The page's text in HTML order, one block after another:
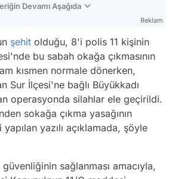
Devamı Aşağıda
Reklam
şehit olduğu, 8'i polis 11 kişinin
bu sabah okağa çıkmasının
kısmen normale dönerken,
Sur İlçesi'ne bağlı Büyükkadı
operasyonda silahlar ele geçirildi.
sokağa çıkma yasağının
yapılan yazılı açıklamada, şöyle
sağlanması amacıyla,